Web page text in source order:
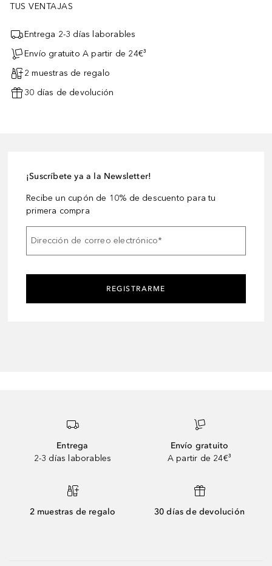
TUS VENTAJAS
Entrega 2-3 días laborables
Envío gratuito A partir de 24€³
2 muestras de regalo
30 días de devolución
¡Suscríbete ya a la Newsletter!
Recibe un cupón de 10% de descuento para tu
primera compra
Dirección de correo electrónico*
REGISTRARME
Entrega
2-3 días laborables
Envío gratuito
A partir de 24€³
2 muestras de regalo 30 días de devolución